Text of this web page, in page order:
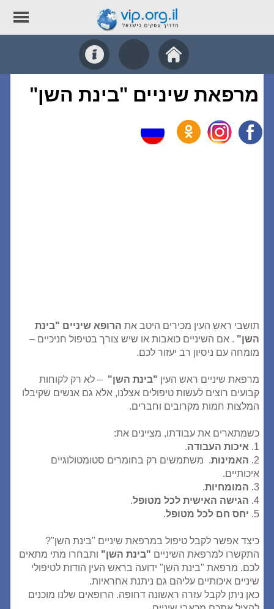
מרפאת שיניים "בינת השן"
תושבי ראש העין מכירים היטב את הרופא שיניים "בינת
השן" . אם השיניים כואבות או שיש צורך בטיפול חניכיים –
מומחה עם ניסיון רב יעזור לכם.
מרפאת שיניים ראש העין "בינת השן" – לא רק לקוחות
קבועים רוצים לעשות טיפולים אצלנו, אלא גם אנשים שקיבלו
המלצות חמות מקרובים וחברים.
כשמתארים את עבודתו, מציינים את:
1. איכות העבודה.
2. האמינות. משתמשים רק בחומרים סטומטולוגיים
איכותיים.
3. המומחיות.
4. הגישה האישית לכל מטופל.
5. יחס חם לכל מטופל.
כיצד אפשר לקבל טיפול במרפאת שיניים "בינת השן"?
התקשרו למרפאת השיניים "בינת השן" ותבחרו מתי מתאים
לכם. מרפאת "בינת השן" ידועה בראש העין הודות לטיפולי
שיניים איכותיים עליהם גם ניתנת אחראיות.
כאן ניתן לקבל עזרה ראשונה דחופה. הרופאים שלנו מוכנים